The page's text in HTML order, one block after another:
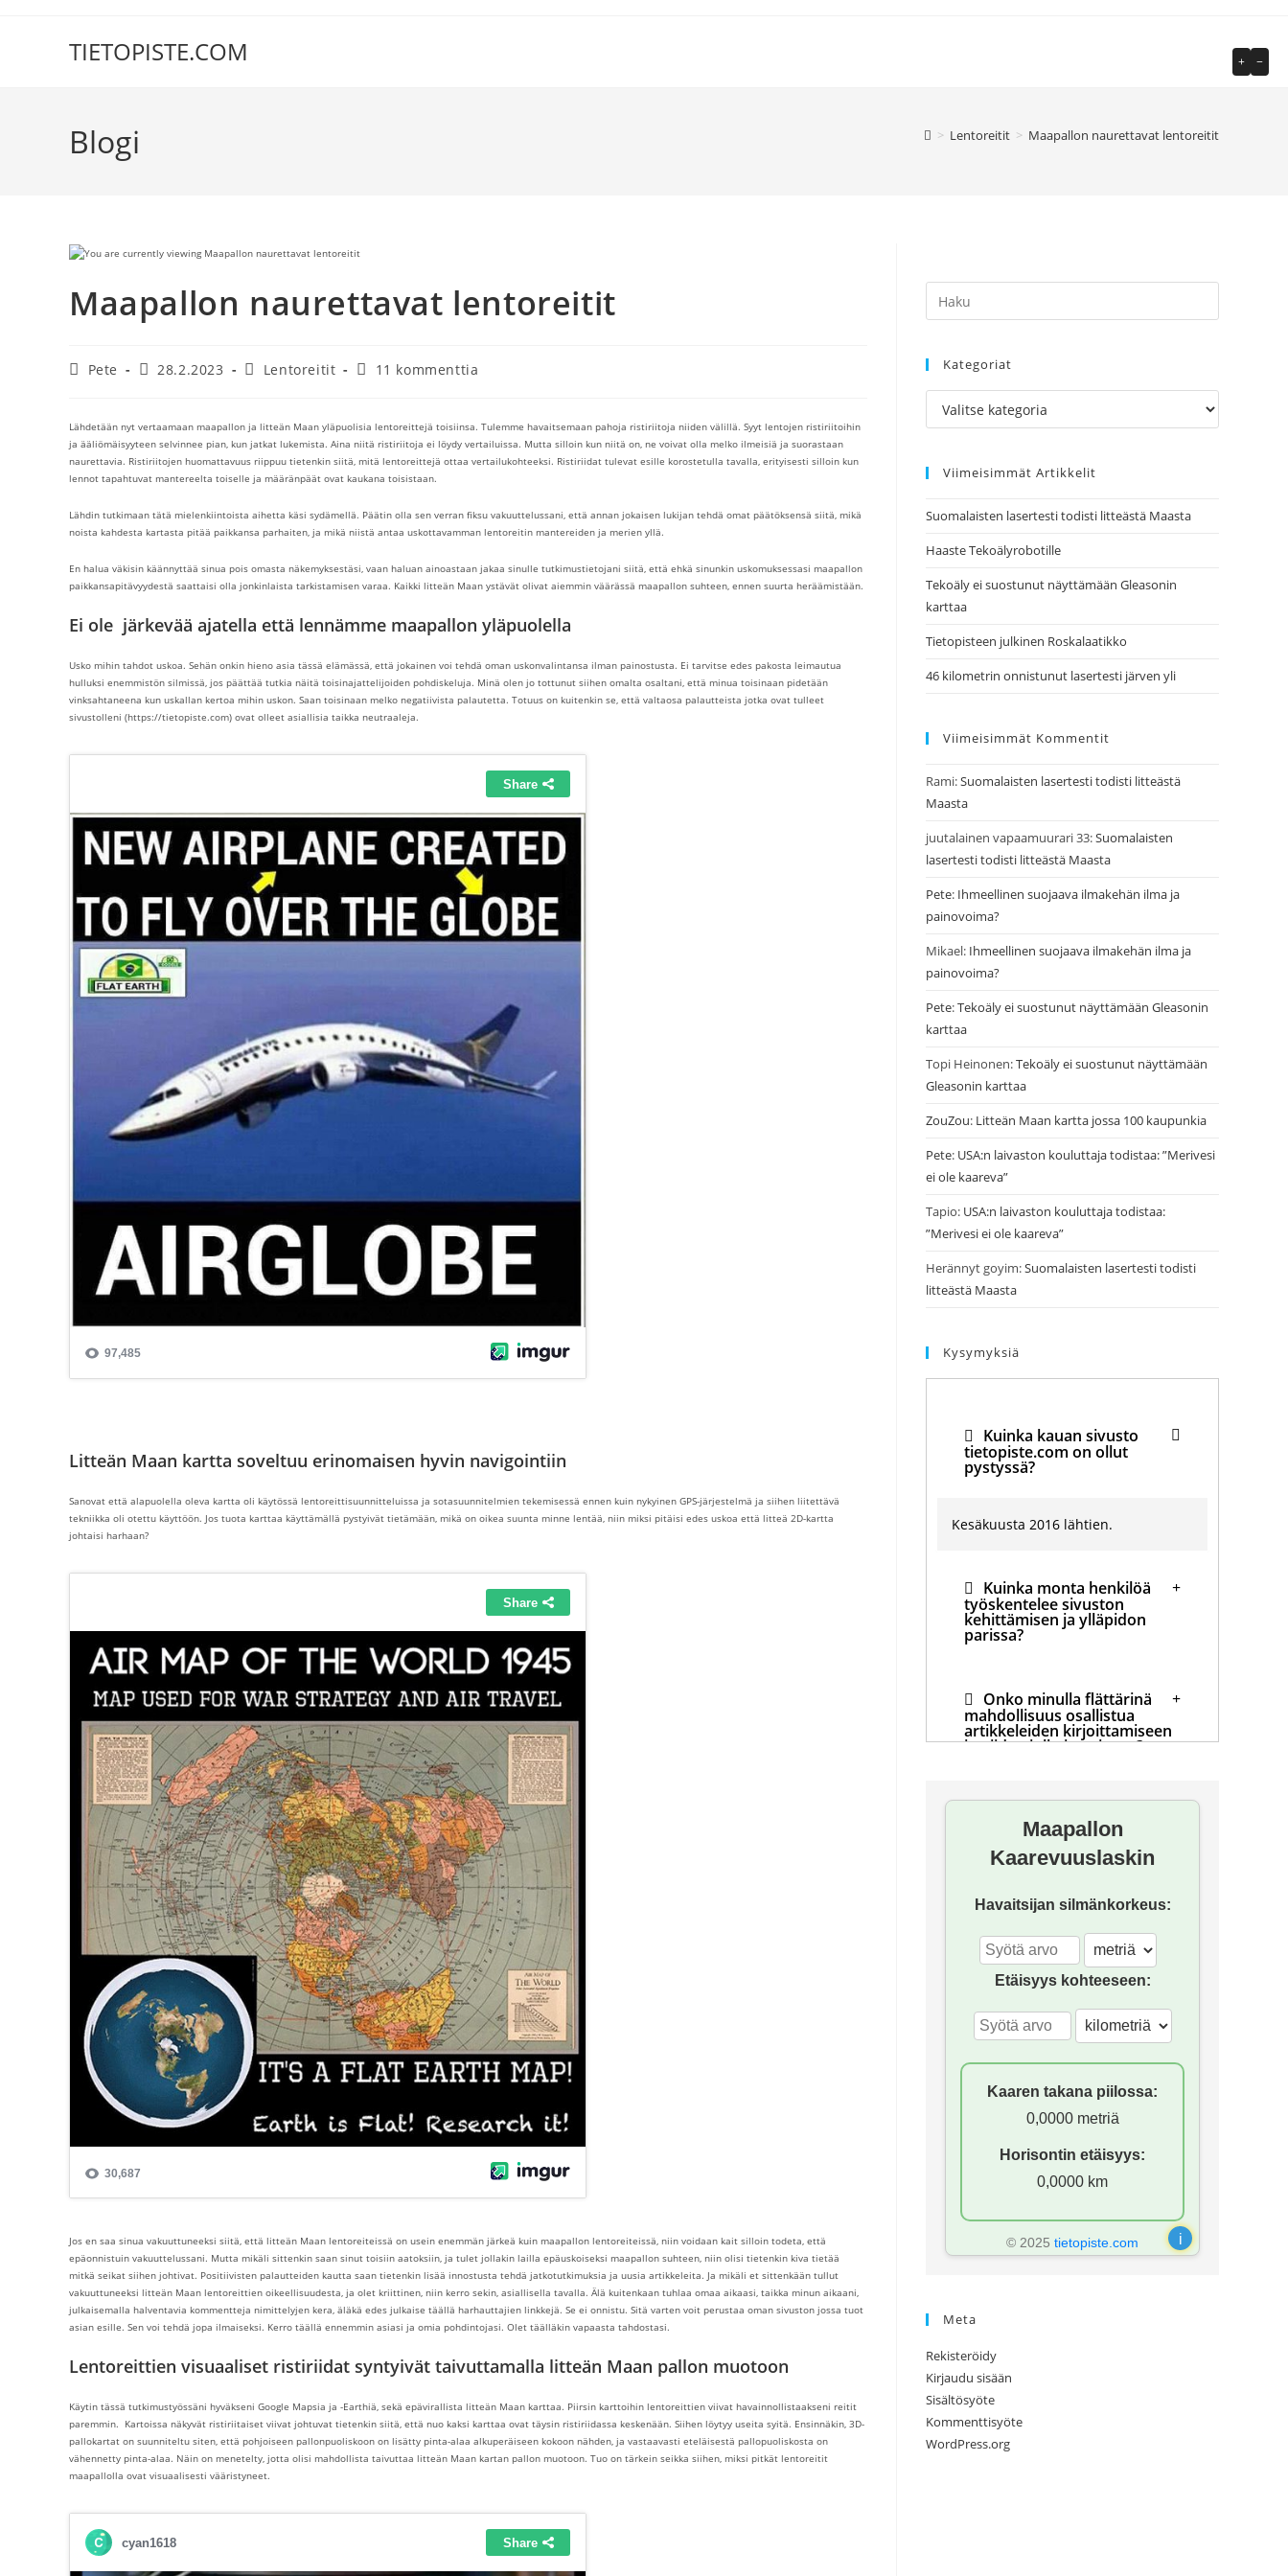
TIETOPISTE.COM
Blogi > Lentoreitit > Maapallon naurettavat lentoreitit
Maapallon naurettavat lentoreitit
Artikkelin
Pete
Artikkeli
28.2.2023
Artikkelin
Lentoreitit
Artikkelin
11 kommenttia
Lähdetään nyt vertaamaan maapallon ja litteän Maan yläpuolisia lentoreittejä toisiinsa. Tulemme havaitsemaan pahoja ristiriitoja niiden välillä. Syyt lentojen ristiriitoihin
ja ääliömäisyyteen selvinnee pian, kun jatkat lukemista. Aina niitä ristiriitoja ei löydy vertailuissa. Mutta silloin kun niitä on, ne voivat olla melko ilmeisiä ja suorastaan
naurettavia. Ristiriitojen huomattavuus riippuu tietenkin siitä, mitä lentoreittejä ottaa vertailukohteeksi. Ristiriidat tulevat esille korostetulla tavalla, erityisesti silloin kun
lennot tapahtuvat mantereelta toiselle ja määränpäät ovat kaukana toisistaan.
Lähdin tutkimaan tätä mielenkiintoista aihetta käsi sydämellä. Päätin olla sen verran fiksu vakuuttelussani, että annan jokaisen lukijan tehdä omat päätöksensä siitä, mikä
noista kahdesta kartasta pitää paikkansa parhaiten, ja mikä niistä antaa uskottavamman lentoreitin mantereiden ja merien yllä.
En halua väkisin käännyttää sinua pois omasta näkemyksestäsi, vaan haluan ainoastaan jakaa sinulle tutkimustietojani siitä, että ehkä sinunkin uskomuksessasi maapallon
paikkansapitävyydestä saattaisi olla jonkinlaista tarkistamisen varaa. Kaikki litteän Maan ystävät olivat aiemmin väärässä maapallon suhteen, ennen suurta heräämistään.
Ei ole järkevää ajatella että lennämme maapallon yläpuolella
Usko mihin tahdot uskoa. Sehän onkin hieno asia tässä elämässä, että jokainen voi tehdä oman uskonvalintansa ilman painostusta. Ei tarvitse edes pakosta leimautua
hulluksi enemmistön silmissä, jos päättää tutkia näitä toisinajattelijoiden pohdiskeluja. Minä olen jo tottunut siihen omalta osaltani, että minua toisinaan pidetään
vinksahtaneena kun uskallan kertoa mihin uskon. Saan toisinaan melko negatiivista palautetta. Totuus on kuitenkin se, että valtaosa palautteista jotka ovat tulleet
sivustolleni (https://tietopiste.com) ovat olleet asiallisia taikka neutraaleja.
Litteän Maan kartta soveltuu erinomaisen hyvin navigointiin
Sanovat että alapuolella oleva kartta oli käytössä lentoreittisuunnitteluissa ja sotasuunnitelmien tekemisessä ennen kuin nykyinen GPS-järjestelmä ja siihen liitettävä
tekniikka oli otettu käyttöön. Jos tuota karttaa käyttämällä pystyivät tietämään, mikä on oikea suunta minne lentää, niin miksi pitäisi edes uskoa että litteä 2D-kartta
johtaisi harhaan?
Jos en saa sinua vakuuttuneeksi siitä, että litteän Maan lentoreiteissä on usein enemmän järkeä kuin maapallon lentoreiteissä, niin voidaan kait silloin todeta, että
epäonnistuin vakuuttelussani. Mutta mikäli sittenkin saan sinut toisiin aatoksiin, ja tulet jollakin lailla epäuskoiseksi maapallon suhteen, niin olisi tietenkin kiva tietää
mitkä seikat siihen johtivat. Positiivisten palautteiden kautta saan tietenkin lisää innostusta tehdä jatkotutkimuksia ja uusia artikkeleita. Ja mikäli et sittenkään tullut
vakuuttuneeksi litteän Maan lentoreittien oikeellisuudesta, ja olet kriittinen, niin kerro sekin, asiallisella tavalla. Älä kuitenkaan tuhlaa omaa aikaasi, taikka minun aikaani,
julkaisemalla halventavia kommentteja nimittelyjen kera, äläkä edes julkaise täällä harhauttajien linkkejä. Se ei onnistu. Sitä varten voit perustaa oman sivuston jossa tuot
asian esille. Sen voi tehdä jopa ilmaiseksi. Kerro täällä ennemmin asiasi ja omia pohdintojasi. Olet täälläkin vapaasta tahdostasi.
Lentoreittien visuaaliset ristiriidat syntyivät taivuttamalla litteän Maan pallon muotoon
Käytin tässä tutkimustyössäni hyväkseni Google Mapsia ja -Earthiä, sekä epävirallista litteän Maan karttaa. Piirsin karttoihin lentoreittien viivat havainnollistaakseni reitit
paremmin. Kartoissa näkyvät ristiriitaiset viivat johtuvat tietenkin siitä, että nuo kaksi karttaa ovat täysin ristiriidassa keskenään. Siihen löytyy useita syitä. Ensinnäkin, 3D-
pallokartat on suunniteltu siten, että pohjoiseen pallonpuoliskoon on lisätty pinta-alaa alkuperäiseen kokoon nähden, ja vastaavasti eteläisestä pallopuoliskosta on
vähennetty pinta-alaa. Näin on menetelty, jotta olisi mahdollista taivuttaa litteän Maan kartan pallon muotoon. Tuo on tärkein seikka siihen, miksi pitkät lentoreitit
maapallolla ovat visuaalisesti vääristyneet.
Kategoriat
Kategoriat
Viimeisimmät Artikkelit
Suomalaisten lasertesti todisti litteästä Maasta
Haaste Tekoälyrobotille
Tekoäly ei suostunut näyttämään Gleasonin
karttaa
Tietopisteen julkinen Roskalaatikko
46 kilometrin onnistunut lasertesti järven yli
Viimeisimmät Kommentit
Rami:Suomalaisten lasertesti todisti litteästä
Maasta
juutalainen vapaamuurari 33:Suomalaisten
lasertesti todisti litteästä Maasta
Pete: Ihmeellinen suojaava ilmakehän ilma ja
painovoima?
Mikael: Ihmeellinen suojaava ilmakehän ilma ja
painovoima?
Pete:Tekoäly ei suostunut näyttämään Gleasonin
karttaa
Topi Heinonen:Tekoäly ei suostunut näyttämään
Gleasonin karttaa
ZouZou: Litteän Maan kartta jossa 100 kaupunkia
Pete: USA:n laivaston kouluttaja todistaa: ”Merivesi
ei ole kaareva”
Tapio: USA:n laivaston kouluttaja todistaa:
”Merivesi ei ole kaareva”
Herännyt goyim:Suomalaisten lasertesti todisti
litteästä Maasta
Kysymyksiä
Kuinka kauan sivusto
tietopiste.com on ollut
pystyssä?
Kesäkuusta 2016 lähtien.
Kuinka monta henkilöä
työskentelee sivuston
kehittämisen ja ylläpidon
parissa?
Onko minulla flättärinä
mahdollisuus osallistua
artikkeleiden kirjoittamiseen
ja niiden julkaisemiseen?
Maapallon
Kaarevuuslaskin
Havaitsijan silmänkorkeus:
Etäisyys kohteeseen:
Kaaren takana piilossa:
0,0000 metriä
Horisontin etäisyys:
0,0000 km
i
© 2025 tietopiste.com
Meta
Rekisteröidy
Kirjaudu sisään
Sisältösyöte
Kommenttisyöte
WordPress.org
+ −